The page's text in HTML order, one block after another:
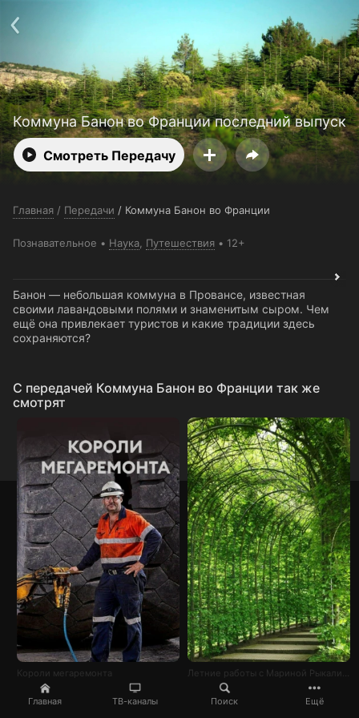
Главная ТВ-каналы Поиск Ещё
Коммуна Банон во Франции последний выпуск
Смотреть Передачу
Главная / Передачи / Коммуна Банон во Франции
Познавательное Наука Путешествия 12+
Банон — небольшая коммуна в Провансе, известная
своими лавандовыми полями и знаменитым сыром. Чем
ещё она привлекает туристов и какие традиции здесь
сохраняются?
C передачей Коммуна Банон во Франции так же
смотрят
Короли мегаремонта
Пользовательское соглашение
Политика конфиденциальности
Для партнёров
Открыть приложение
Ввести промокод
Установить на ТВ
Бесплатные каналы Контакты